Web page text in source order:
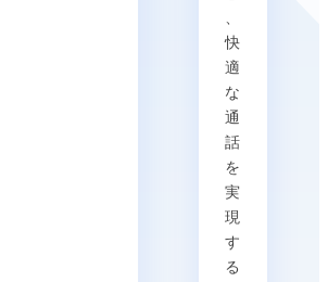
、
快
適
な
通
話
を
実
現
す
る